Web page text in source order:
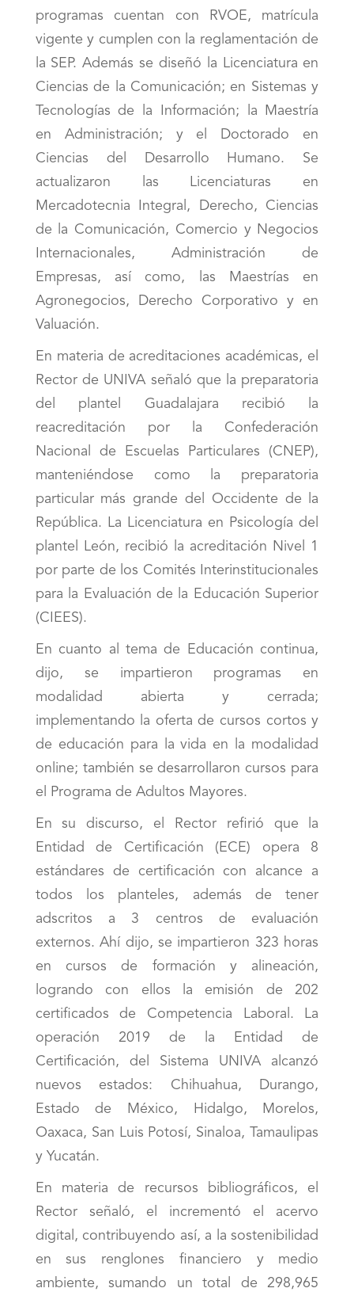
programas cuentan con RVOE, matrícula
vigente y cumplen con la reglamentación de
la SEP. Además se diseñó la Licenciatura en
Ciencias de la Comunicación; en Sistemas y
Tecnologías de la Información; la Maestría
en Administración; y el Doctorado en
Ciencias del Desarrollo Humano. Se
actualizaron las Licenciaturas en
Mercadotecnia Integral, Derecho, Ciencias
de la Comunicación, Comercio y Negocios
Internacionales, Administración de
Empresas, así como, las Maestrías en
Agronegocios, Derecho Corporativo y en
Valuación.
En materia de acreditaciones académicas, el
Rector de UNIVA señaló que la preparatoria
del plantel Guadalajara recibió la
reacreditación por la Confederación
Nacional de Escuelas Particulares (CNEP),
manteniéndose como la preparatoria
particular más grande del Occidente de la
República. La Licenciatura en Psicología del
plantel León, recibió la acreditación Nivel 1
por parte de los Comités Interinstitucionales
para la Evaluación de la Educación Superior
(CIEES).
En cuanto al tema de Educación continua,
dijo, se impartieron programas en
modalidad abierta y cerrada;
implementando la oferta de cursos cortos y
de educación para la vida en la modalidad
online; también se desarrollaron cursos para
el Programa de Adultos Mayores.
En su discurso, el Rector refirió que la
Entidad de Certificación (ECE) opera 8
estándares de certificación con alcance a
todos los planteles, además de tener
adscritos a 3 centros de evaluación
externos. Ahí dijo, se impartieron 323 horas
en cursos de formación y alineación,
logrando con ellos la emisión de 202
certificados de Competencia Laboral. La
operación 2019 de la Entidad de
Certificación, del Sistema UNIVA alcanzó
nuevos estados: Chihuahua, Durango,
Estado de México, Hidalgo, Morelos,
Oaxaca, San Luis Potosí, Sinaloa, Tamaulipas
y Yucatán.
En materia de recursos bibliográficos, el
Rector señaló, el incrementó el acervo
digital, contribuyendo así, a la sostenibilidad
en sus renglones financiero y medio
ambiente, sumando un total de 298,965